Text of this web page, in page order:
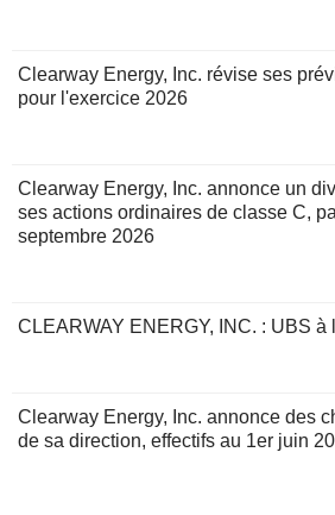
Clearway Energy, Inc. révise ses
pour l'exercice 2026
Clearway Energy, Inc. annonce un
ses actions ordinaires de classe C,
septembre 2026
CLEARWAY ENERGY, INC. : UBS à
Clearway Energy, Inc. annonce des
de sa direction, effectifs au 1er juin